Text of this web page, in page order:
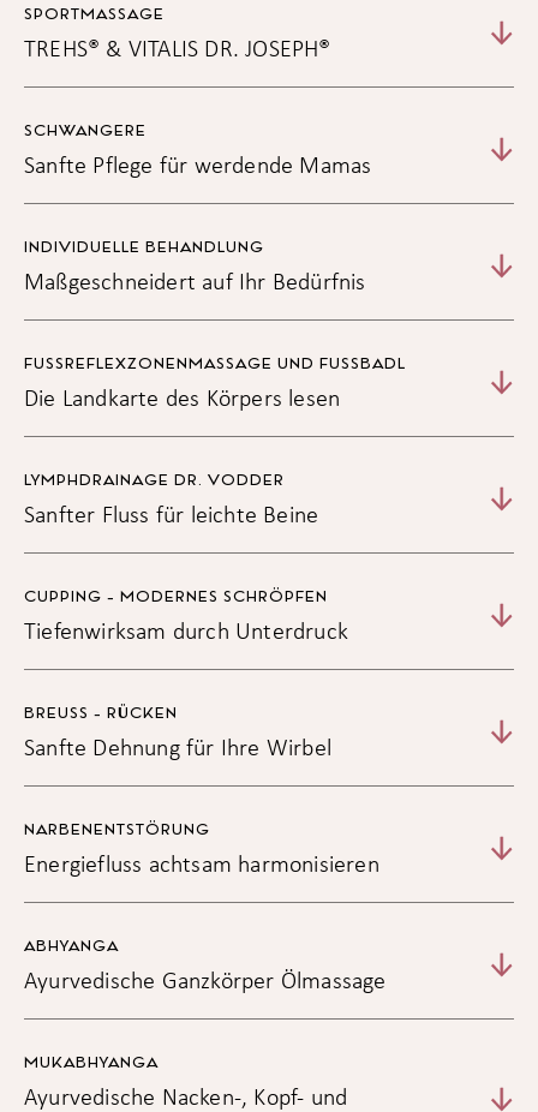
SPORTMASSAGE
TREHS® & VITALIS DR. JOSEPH®
SCHWANGERE
Sanfte Pflege für werdende Mamas
Entspannende Rückenmassage ca. 25 Min.
Min.
Ayurvedische Fuß- Beinmassage ca. 25 Min.
49,00
INDIVIDUELLE BEHANDLUNG
Maßgeschneidert auf Ihr Bedürfnis
FUSSREFLEXZONENMASSAGE UND FUSSBADL
Die Landkarte des Körpers lesen
LYMPHDRAINAGE DR. VODDER
Sanfter Fluss für leichte Beine
CUPPING - MODERNES SCHRÖPFEN
Tiefenwirksam durch Unterdruck
BREUSS - RÜCKEN
Sanfte Dehnung für Ihre Wirbel
NARBENENTSTÖRUNG
Energiefluss achtsam harmonisieren
ABHYANGA
Ayurvedische Ganzkörper Ölmassage
MUKABHYANGA
Ayurvedische Nacken-, Kopf- und